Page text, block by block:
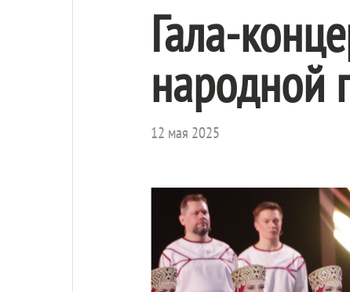
Гала-
народной
12 мая 2025